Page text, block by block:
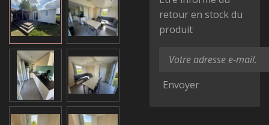
retour en stock du
produit
Envoyer